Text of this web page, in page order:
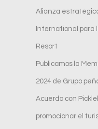
Alianza
International para
Resort
Publicamos la
2024 de Grupo
Acuerdo con
promocionar el